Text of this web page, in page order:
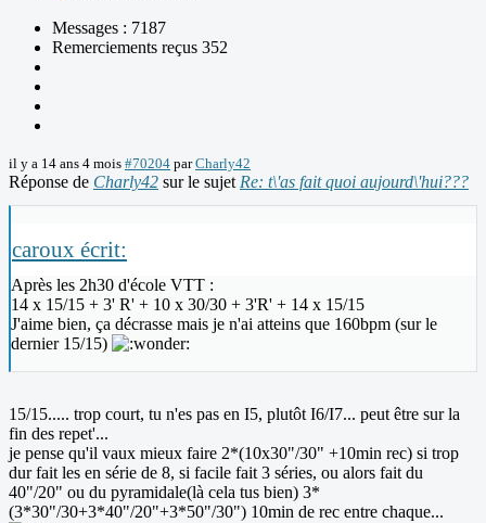
Messages : 7187
Remerciements reçus 352
il y a 14 ans 4 mois #70204 parCharly42
Réponse de Charly42 sur le sujet Re: t\'as fait quoi aujourd\'hui???
caroux écrit:
Après les 2h30 d'école VTT :
14 x 15/15 + 3' R' + 10 x 30/30 + 3'R' + 14 x 15/15
J'aime bien, ça décrasse mais je n'ai atteins que 160bpm (sur le
dernier 15/15)
15/15..... trop court, tu n'es pas en I5, plutôt I6/I7... peut être sur la
fin des repet'...
je pense qu'il vaux mieux faire 2*(10x30"/30" +10min rec) si trop
dur fait les en série de 8, si facile fait 3 séries, ou alors fait du
40"/20" ou du pyramidale(là cela tus bien) 3*
(3*30"/30+3*40"/20"+3*50"/30") 10min de rec entre chaque...